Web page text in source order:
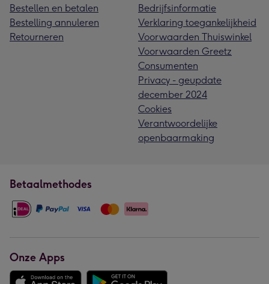
Bestellen en betalen
Bestelling annuleren
Retourneren
Bedrijfsinformatie
Verklaring toegankelijkheid
Voorwaarden Thuiswinkel
Voorwaarden Greetz
Consumenten
Privacy - geupdate
december 2024
Cookies
Verantwoordelijke
openbaarmaking
Betaalmethodes
Onze Apps